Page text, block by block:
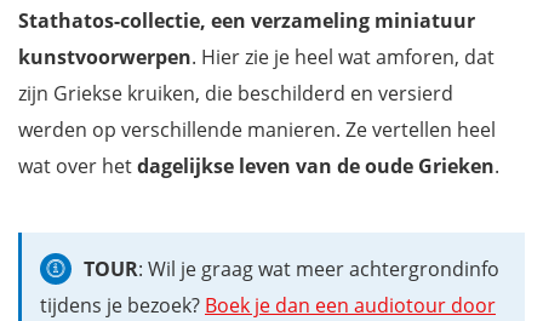
Stathatos-collectie, een verzameling miniatuur
kunstvoorwerpen. Hier zie je heel wat amforen, dat
zijn Griekse kruiken, die beschilderd en versierd
werden op verschillende manieren. Ze vertellen heel
wat over hetdagelijkse leven van de oude Grieken.
TOUR: Wil je graag wat meer achtergrondinfo
tijdens je bezoek? Boek je dan een audiotour door